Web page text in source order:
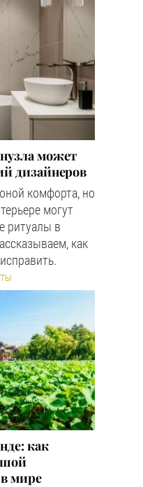
может
дизайнеров
комфорта, но
могут
ритуалы в
как
как
мире